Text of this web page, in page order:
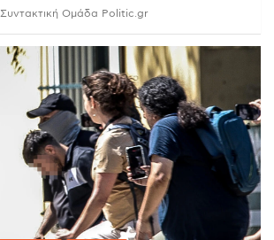
Συντακτική Ομάδα Politic.gr